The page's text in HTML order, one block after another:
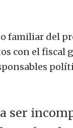
familiar del
con el fiscal
ser